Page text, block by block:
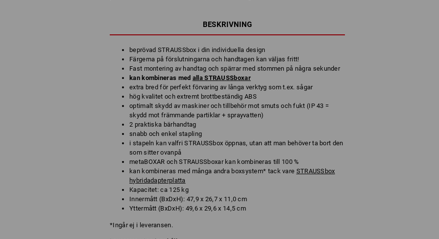
BESKRIVNING
beprövad STRAUSSbox i din individuella design
Färgerna på förslutningarna och handtagen kan väljas fritt!
Fast montering av handtag och spärrar med stommen på några sekunder
kan kombineras med alla STRAUSSboxar
extra bred för perfekt förvaring av långa verktyg som t.ex. sågar
hög kvalitet och extremt brottbeständig ABS
optimalt skydd av maskiner och tillbehör mot smuts och fukt (IP 43 =
skydd mot främmande partiklar + sprayvatten)
2 praktiska bärhandtag
snabb och enkel stapling
i stapeln kan valfri STRAUSSbox öppnas, utan att man behöver ta bort den
som sitter ovanpå
metaBOXAR och STRAUSSboxar kan kombineras till 100 %
kan kombineras med många andra boxsystem* tack vare STRAUSSbox
hybridadapterplatta
Kapacitet: ca 125 kg
Innermått (BxDxH): 47,9 x 26,7 x 11,0 cm
Yttermått (BxDxH): 49,6 x 29,6 x 14,5 cm
*Ingår ej i leveransen.